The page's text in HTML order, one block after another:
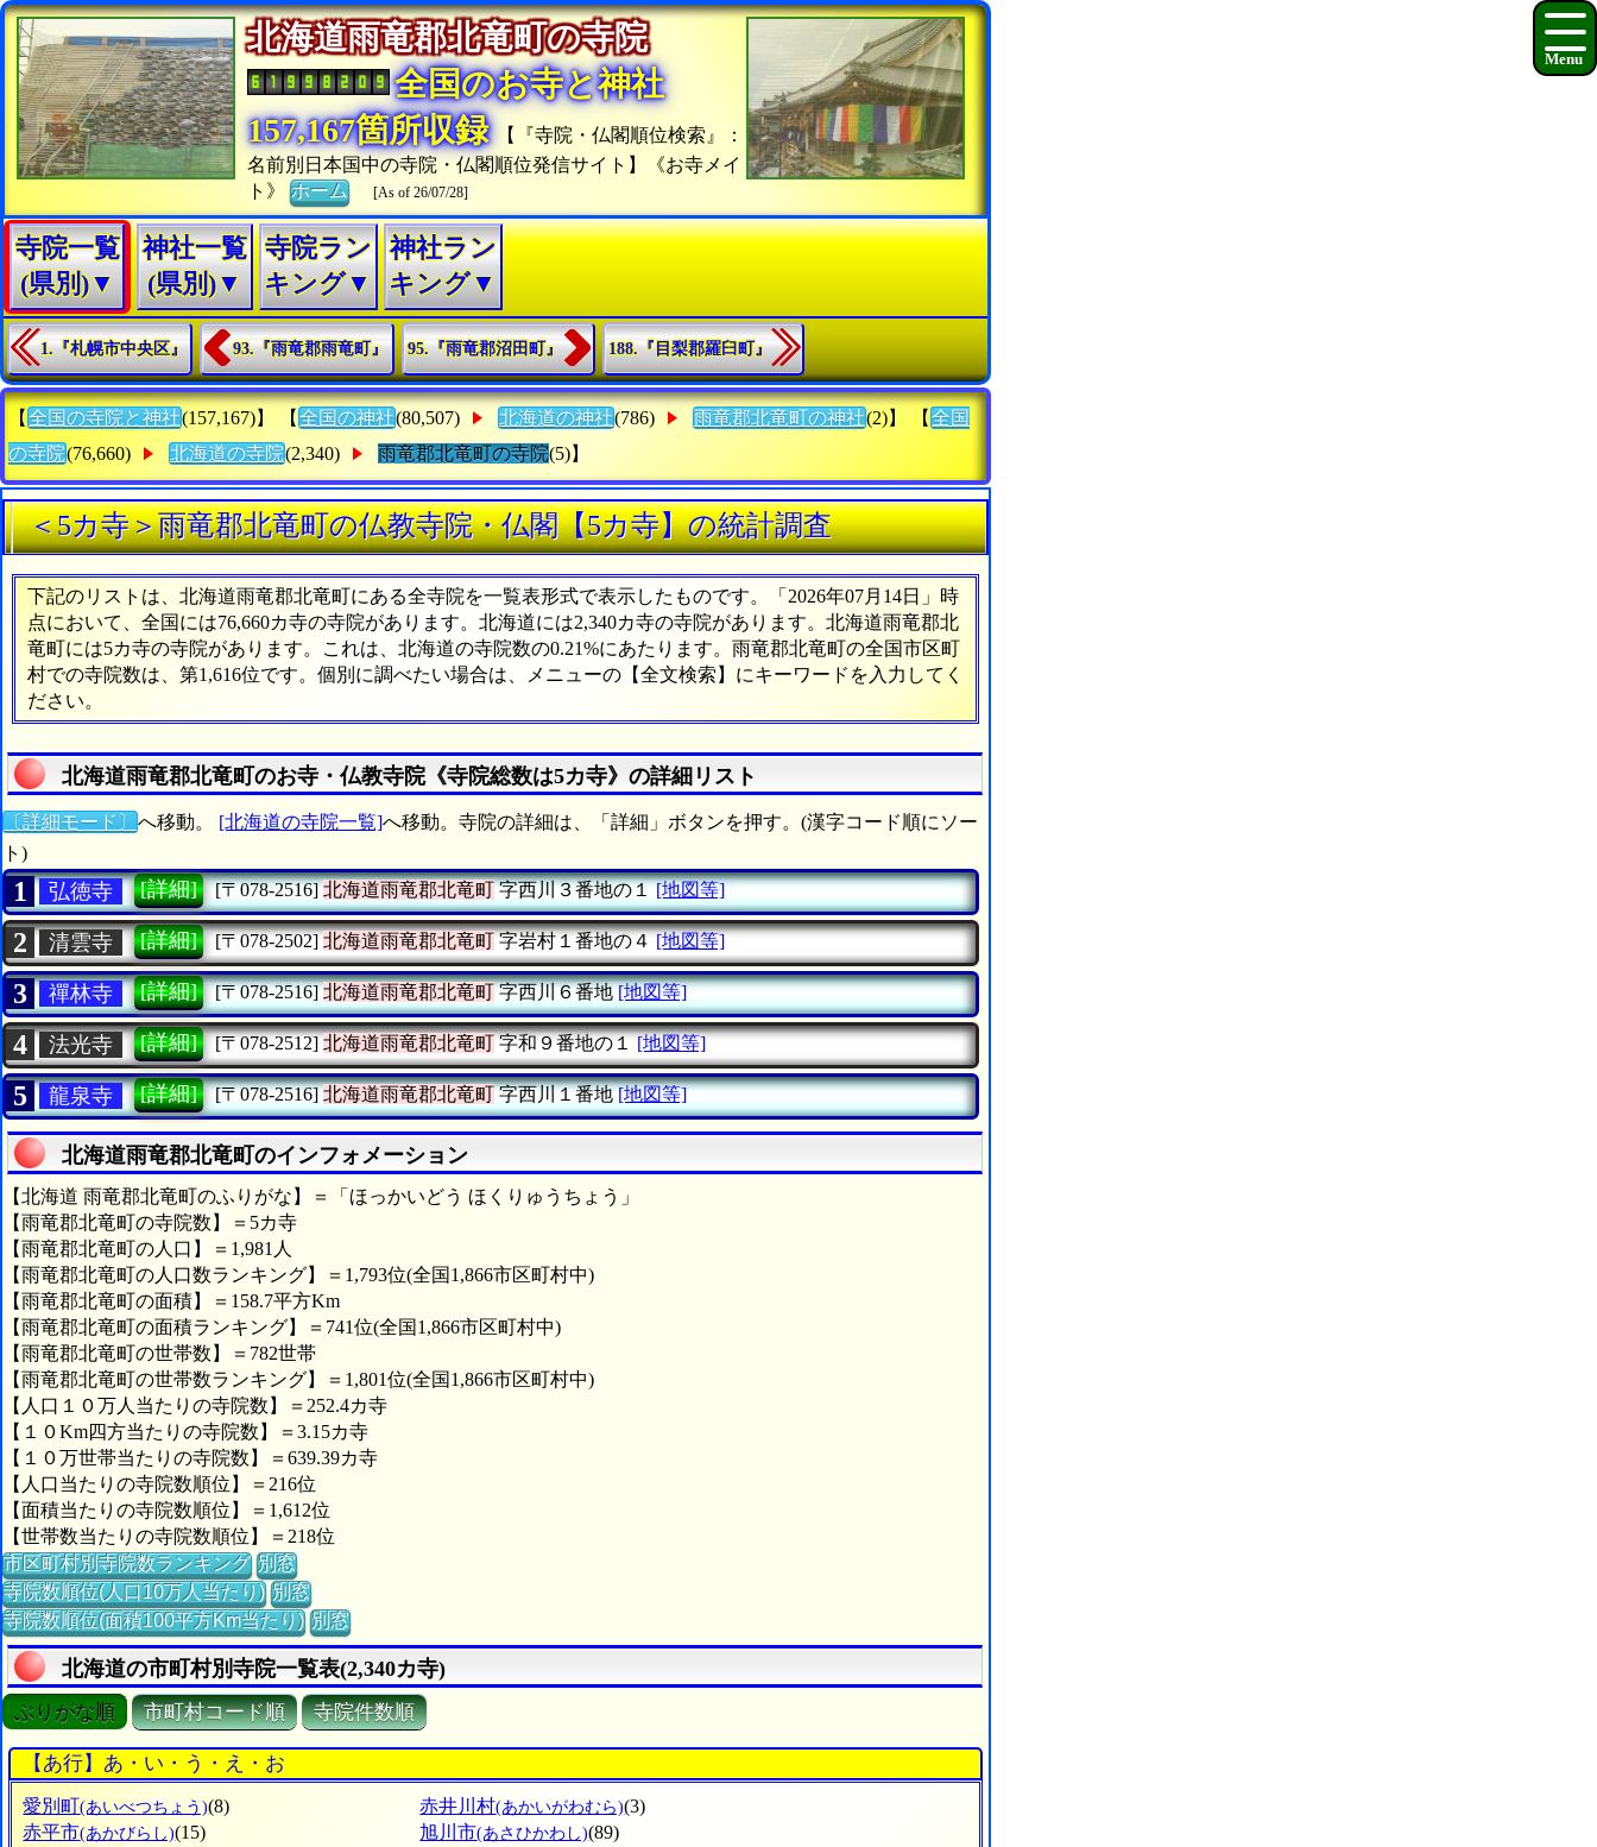
北海道雨竜郡北竜町の寺院
全国のお寺と神社
157,167箇所収録
【『寺院・仏閣順位検索』：
名前別日本国中の寺院・仏閣順位発信サイト】《お寺メイ
ト》ホーム [As of 26/07/28]
寺院一覧
(県別)▼
神社一覧
(県別)▼
寺院ラン
キング▼
神社ラン
キング▼
1.『札幌市中央区』 93.『雨竜郡雨竜町』 95.『雨竜郡沼田町』 188.『目梨郡羅臼町』
【 全国の寺院と神社(157,167)】 【 全国の神社(80,507) 北海道の神社(786) 雨竜郡北竜町の神社(2)】 【 全国
の寺院(76,660) 北海道の寺院(2,340) 雨竜郡北竜町の寺院(5)】
＜5カ寺＞雨竜郡北竜町の仏教寺院・仏閣【5カ寺】の統計調査
下記のリストは、北海道雨竜郡北竜町にある全寺院を一覧表形式で表示したものです。「2026年07月14日」時
点において、全国には76,660カ寺の寺院があります。北海道には2,340カ寺の寺院があります。北海道雨竜郡北
竜町には5カ寺の寺院があります。これは、北海道の寺院数の0.21%にあたります。雨竜郡北竜町の全国市区町
村での寺院数は、第1,616位です。個別に調べたい場合は、メニューの【全文検索】にキーワードを入力してく
ださい。
北海道雨竜郡北竜町のお寺・仏教寺院《寺院総数は5カ寺》の詳細リスト
〔詳細モード〕 へ移動。 [北海道の寺院一覧]へ移動。寺院の詳細は、「詳細」ボタンを押す。(漢字コード順にソー
ト)
1 弘徳寺 [詳細] [〒078-2516] 北海道雨竜郡北竜町字西川３番地の１ [地図等]
2 清雲寺 [詳細] [〒078-2502] 北海道雨竜郡北竜町字岩村１番地の４ [地図等]
3 禪林寺 [詳細] [〒078-2516] 北海道雨竜郡北竜町字西川６番地 [地図等]
4 法光寺 [詳細] [〒078-2512] 北海道雨竜郡北竜町字和９番地の１ [地図等]
5 龍泉寺 [詳細] [〒078-2516] 北海道雨竜郡北竜町字西川１番地 [地図等]
北海道雨竜郡北竜町のインフォメーション
【北海道 雨竜郡北竜町のふりがな】＝「ほっかいどう ほくりゅうちょう」
【雨竜郡北竜町の寺院数】＝5カ寺
【雨竜郡北竜町の人口】＝1,981人
【雨竜郡北竜町の人口数ランキング】＝1,793位(全国1,866市区町村中)
【雨竜郡北竜町の面積】＝158.7平方Km
【雨竜郡北竜町の面積ランキング】＝741位(全国1,866市区町村中)
【雨竜郡北竜町の世帯数】＝782世帯
【雨竜郡北竜町の世帯数ランキング】＝1,801位(全国1,866市区町村中)
【人口１０万人当たりの寺院数】＝252.4カ寺
【１０Km四方当たりの寺院数】＝3.15カ寺
【１０万世帯当たりの寺院数】＝639.39カ寺
【人口当たりの寺院数順位】＝216位
【面積当たりの寺院数順位】＝1,612位
【世帯数当たりの寺院数順位】＝218位
市区町村別寺院数ランキング 別窓
寺院数順位(人口10万人当たり) 別窓
寺院数順位(面積100平方Km当たり) 別窓
北海道の市町村別寺院一覧表(2,340カ寺)
ぶりがな順 市町村コード順 寺院件数順
【あ行】あ・い・う・え・お
愛別町(あいべつちょう)(8) 赤井川村(あかいがわむら)(3)
赤平市(あかびらし)(15) 旭川市(あさひかわし)(89)